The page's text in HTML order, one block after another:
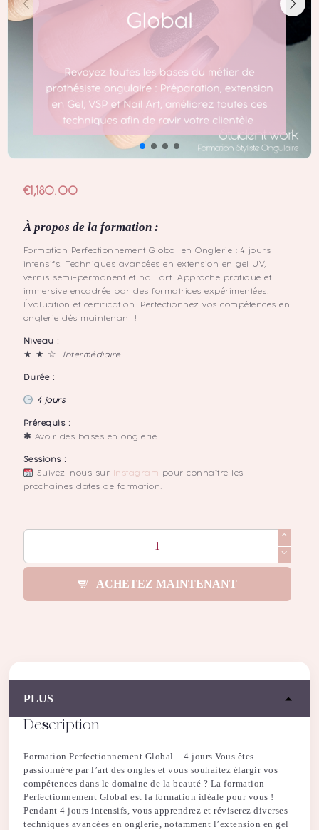
€1,180.00
À propos de la formation :
Formation Perfectionnement Global en Onglerie : 4 jours
intensifs. Techniques avancées en extension en gel UV,
vernis semi-permanent et nail art. Approche pratique et
immersive encadrée par des formatrices expérimentées.
Évaluation et certification. Perfectionnez vos compétences en
onglerie dès maintenant !
Niveau :
★ ★ ☆ Intermédiaire
Durée :
4 jours
Prérequis :
✱ Avoir des bases en onglerie
Sessions :
Suivez-nous sur
Instagram
pour connaître les
prochaines dates de formation.
q
u
a
r
c
t
i
o
n
n
ACHETEZ MAINTENANT
PLUS
Description
Formation Perfectionnement Global – 4 jours Vous êtes
passionné·e par l’art des ongles et vous souhaitez élargir vos
compétences dans le domaine de la beauté ? La formation
Perfectionnement Global est la formation idéale pour vous !
Pendant 4 jours intensifs, vous apprendrez et réviserez diverses
techniques avancées en onglerie, notamment l’extension en gel